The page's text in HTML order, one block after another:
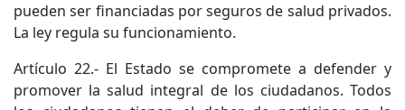
pueden ser financiadas por seguros de salud privados.
La ley regula su funcionamiento.
Artículo 22.- El Estado se compromete a defender y
promover la salud integral de los ciudadanos. Todos